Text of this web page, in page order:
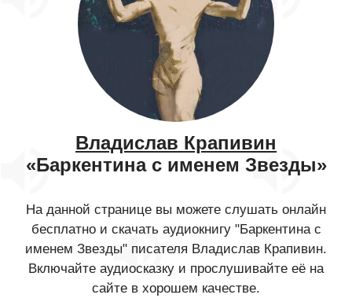
Владислав Крапивин
«Баркентина с именем Звезды»
На данной странице вы можете слушать онлайн
бесплатно и скачать аудиокнигу "Баркентина с
именем Звезды" писателя Владислав Крапивин.
Включайте аудиосказку и прослушивайте её на
сайте в хорошем качестве.